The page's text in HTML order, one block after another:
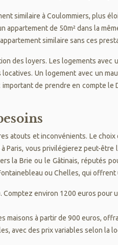
similaire à Coulommiers, plus
appartement de 50m² dans la
similaire sans ces
des loyers. Les logements avec
Un logement avec un
de prendre en compte
atouts et inconvénients. Le
vous privilégierez peut-
la Brie ou le Gâtinais, réputés
ou Chelles, qui
environ 1200 euros
maisons à partir de 900 euros,
avec des prix variables selon la